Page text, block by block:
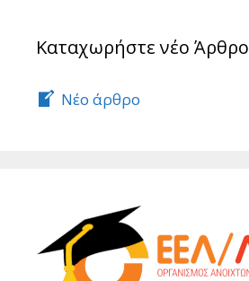
Καταχωρήστε νέο Άρθρο
Νέο άρθρο